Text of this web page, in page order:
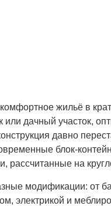
комфортное жильё в
дачный участок,
давно
блок-
рассчитанные на
модификации: от
электрикой и